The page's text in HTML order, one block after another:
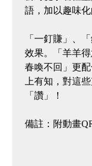
語，加以趣味化
「一釘賺」、
效果。「羊羊
春喚不回」更
上有知，對這
「讚」！
備註：附動畫